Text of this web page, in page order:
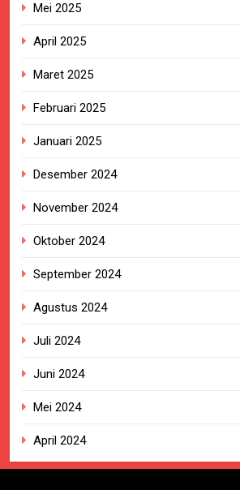
Mei 2025
April 2025
Maret 2025
Februari 2025
Januari 2025
Desember 2024
November 2024
Oktober 2024
September 2024
Agustus 2024
Juli 2024
Juni 2024
Mei 2024
April 2024